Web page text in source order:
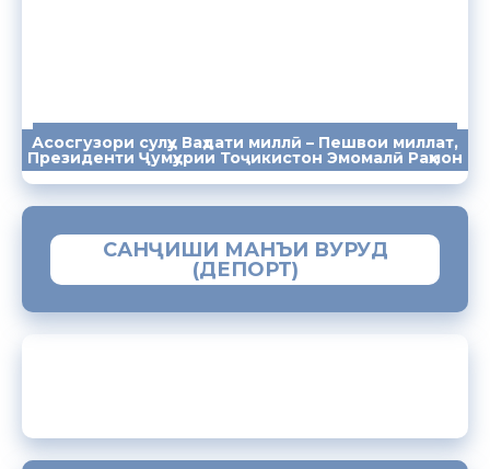
Асосгузори сулҳу Ваҳдати миллӣ – Пешвои миллат,
Президенти Ҷумҳурии Тоҷикистон Эмомалӣ Раҳмон
ПАЁМҲО СУХАНРОНИҲО СОМОНА
САНҶИШИ МАНЪИ ВУРУД
(ДЕПОРТ)